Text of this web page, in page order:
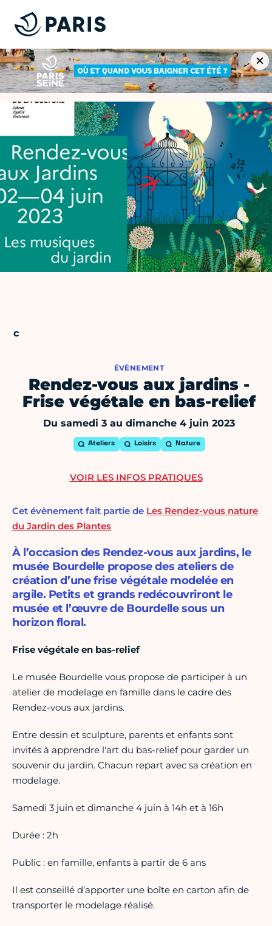
ÉVÈNEMENT
Rendez-vous aux jardins -
Frise végétale en bas-relief
Du samedi 3 au dimanche 4 juin 2023
Ateliers Loisirs Nature
Cet évènement fait partie de Les Rendez-vous nature
du Jardin des Plantes
À l’occasion des Rendez-vous aux jardins, le
musée Bourdelle propose des ateliers de
création d’une frise végétale modelée en
argile. Petits et grands redécouvriront le
musée et l’œuvre de Bourdelle sous un
horizon floral.
Frise végétale en bas-relief
Le musée Bourdelle vous propose de participer à un
atelier de modelage en famille dans le cadre des
Rendez-vous aux jardins.
Entre dessin et sculpture, parents et enfants sont
invités à apprendre l'art du bas-relief pour garder un
souvenir du jardin. Chacun repart avec sa création en
modelage.
Samedi 3 juin et dimanche 4 juin à 14h et à 16h
Durée : 2h
Public : en famille, enfants à partir de 6 ans
Il est conseillé d’apporter une boîte en carton afin de
transporter le modelage réalisé.
VOIR LES INFOS PRATIQUES